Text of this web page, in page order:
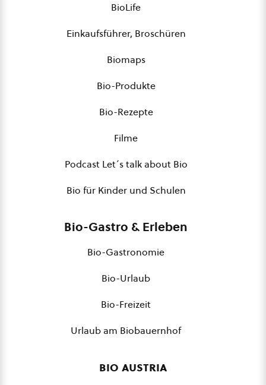
BioLife
Einkaufsführer, Broschüren
Biomaps
Bio-Produkte
Bio-Rezepte
Filme
Podcast Let´s talk about Bio
Bio für Kinder und Schulen
Bio-Gastro & Erleben
Bio-Gastronomie
Bio-Urlaub
Bio-Freizeit
Urlaub am Biobauernhof
bio austria